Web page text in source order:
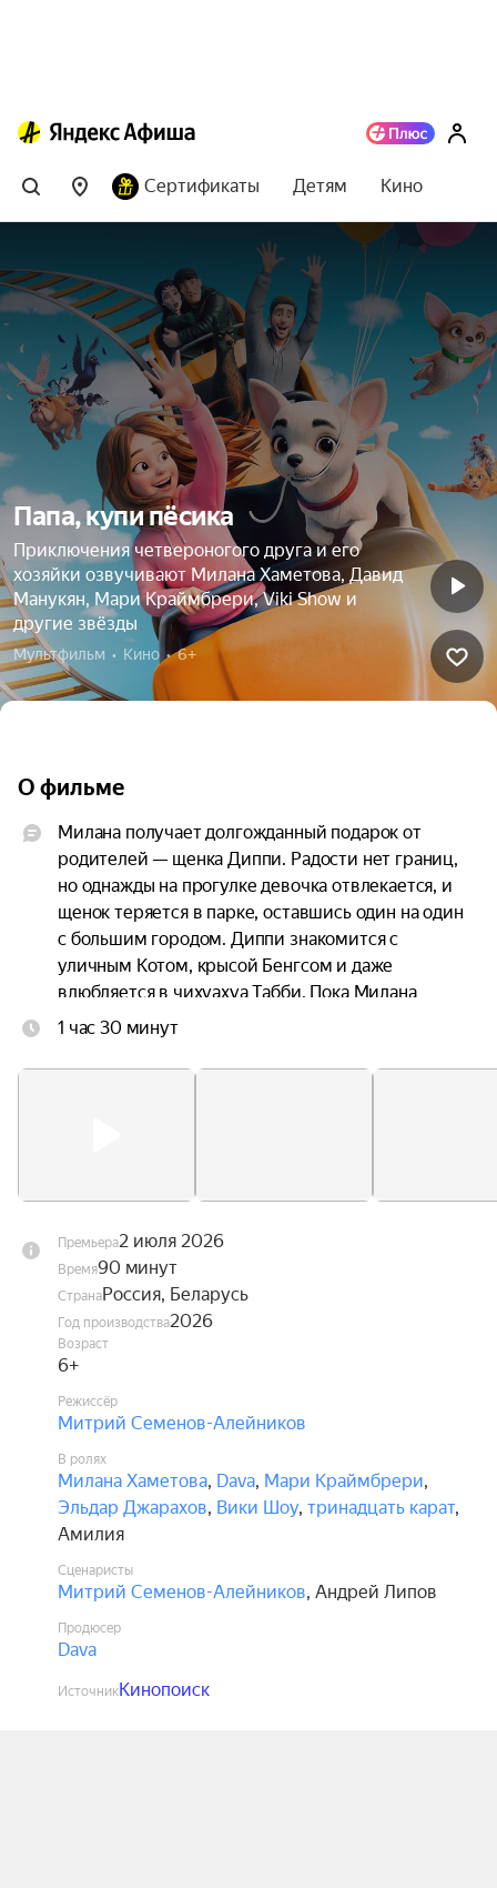
Сертификаты Детям Кино
Папа, купи пёсика
Приключения четвероногого друга и его
хозяйки озвучивают Милана Хаметова, Давид
Манукян, Мари Краймбрери, Viki Show и
другие звёзды
Мультфильм  •  Кино  •  6+
О фильме
Милана получает долгожданный подарок от
родителей — щенка Диппи. Радости нет границ,
но однажды на прогулке девочка отвлекается, и
щенок теряется в парке, оставшись один на один
с большим городом. Диппи знакомится с
уличным Котом, крысой Бенгсом и даже
влюбляется в чихуахуа Табби. Пока Милана
ведёт поиски любимого песика, Диппи ждут
предстоит стать настоящим героем, способным
1 час 30 минут
Премьера2 июля 2026
Время90 минут
СтранаРоссия, Беларусь
Год производства2026
Возраст
6+
Режиссёр
Митрий Семенов-Алейников
В ролях
Милана Хаметова, Dava, Мари Краймбрери,
Эльдар Джарахов, Вики Шоу, тринадцать карат,
Амилия
Сценаристы
Митрий Семенов-Алейников, Андрей Липов
Продюсер
Dava
ИсточникКинопоиск